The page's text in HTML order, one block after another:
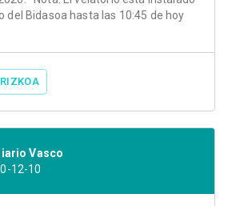
del Bidasoa hasta las 10:45 de hoy
Vasco
12-10